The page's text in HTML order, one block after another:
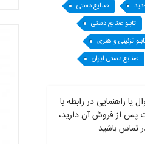
صنایع دستی
تابلو صنایع دستی
تزئینی و هنری
صنایع دستی ایران
یا راهنمایی در رابطه با
از فروش آن دارید،
تماس باشید: